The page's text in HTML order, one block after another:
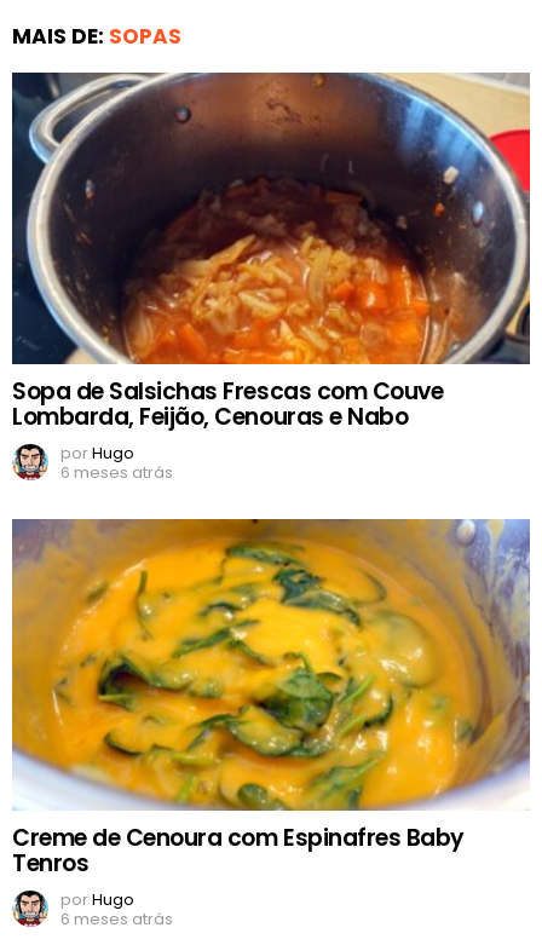
MAIS DE: SOPAS
Sopa de Salsichas Frescas com Couve
Lombarda, Feijão, Cenouras e Nabo
porHugo
6 meses atrás
Creme de Cenoura com Espinafres Baby
Tenros
porHugo
6 meses atrás